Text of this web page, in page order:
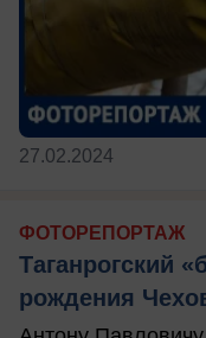
27.02.2024
ФОТОРЕПОРТАЖ
Таганрогский
рождения